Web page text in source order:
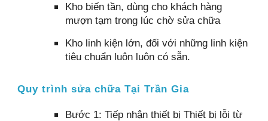
Kho biến tần, dùng cho khách hàng
mượn tạm trong lúc chờ sửa chữa
Kho linh kiện lớn, đối với những linh kiện
tiêu chuẩn luôn luôn có sẵn.
Quy trình sửa chữa Tại Trần Gia
Bước 1: Tiếp nhận thiết bị Thiết bị lỗi từ